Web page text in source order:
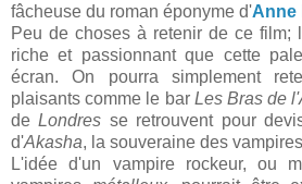
fâcheuse du roman éponyme d'Anne
Peu de choses à retenir de ce film;
riche et passionnant que cette
écran. On pourra simplement
plaisants comme le bar Les Bras de
deLondres se retrouvent pour
d'Akasha, la souveraine des
L'idée d'un vampire rockeur, ou